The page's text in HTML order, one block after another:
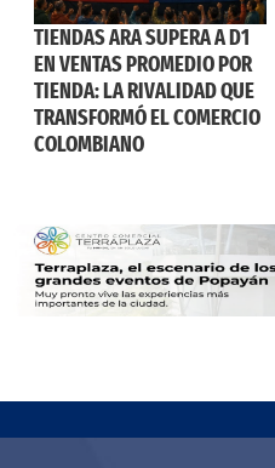
TIENDAS ARA SUPERA A D1
EN VENTAS PROMEDIO POR
TIENDA: LA RIVALIDAD QUE
TRANSFORMÓ EL COMERCIO
COLOMBIANO